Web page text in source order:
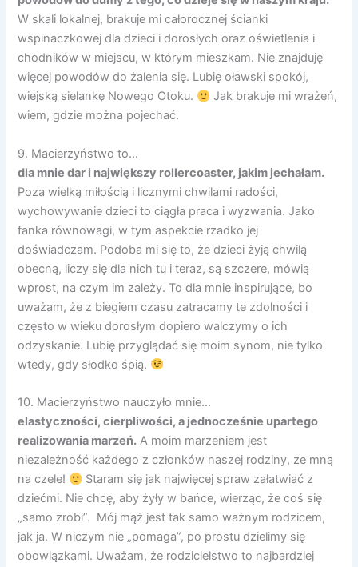
W skali lokalnej, brakuje mi całorocznej ścianki
wspinaczkowej dla dzieci i dorosłych oraz oświetlenia i
chodników w miejscu, w którym mieszkam. Nie znajduję
więcej powodów do żalenia się. Lubię oławski spokój,
wiejską sielankę Nowego Otoku.
Jak brakuje mi wrażeń,
wiem, gdzie można pojechać.
9. Macierzyństwo to…
dla mnie dar i największy rollercoaster, jakim jechałam.
Poza wielką miłością i licznymi chwilami radości,
wychowywanie dzieci to ciągła praca i wyzwania. Jako
fanka równowagi, w tym aspekcie rzadko jej
doświadczam. Podoba mi się to, że dzieci żyją chwilą
obecną, liczy się dla nich tu i teraz, są szczere, mówią
wprost, na czym im zależy. To dla mnie inspirujące, bo
uważam, że z biegiem czasu zatracamy te zdolności i
często w wieku dorosłym dopiero walczymy o ich
odzyskanie. Lubię przyglądać się moim synom, nie tylko
wtedy, gdy słodko śpią.
10. Macierzyństwo nauczyło mnie…
elastyczności, cierpliwości, a jednocześnie upartego
realizowania marzeń. A moim marzeniem jest
niezależność każdego z członków naszej rodziny, ze mną
na czele!
Staram się jak najwięcej spraw załatwiać z
dziećmi. Nie chcę, aby żyły w bańce, wierząc, że coś się
„samo zrobi”. Mój mąż jest tak samo ważnym rodzicem,
jak ja. W niczym nie „pomaga”, po prostu dzielimy się
obowiązkami. Uważam, że rodzicielstwo to najbardziej